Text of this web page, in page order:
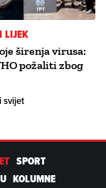
LIJEK
širenja virusa:
požaliti zbog
svijet
SPORT
KOLUMNE